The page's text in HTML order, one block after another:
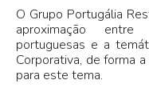
O Grupo Portugália
aproximação
portuguesas e a
Corporativa, de forma
para este tema.